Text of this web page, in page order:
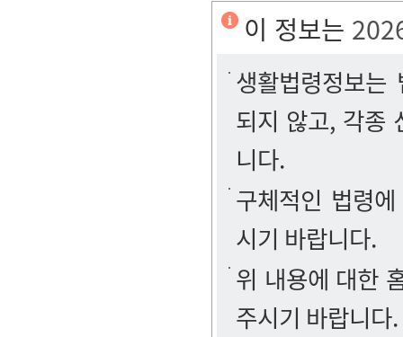
이 정보는
생활법령정보
되지 않고, 각종
니다.
구체적인 법령
시기 바랍니다.
위 내용에 대한
주시기 바랍니다.